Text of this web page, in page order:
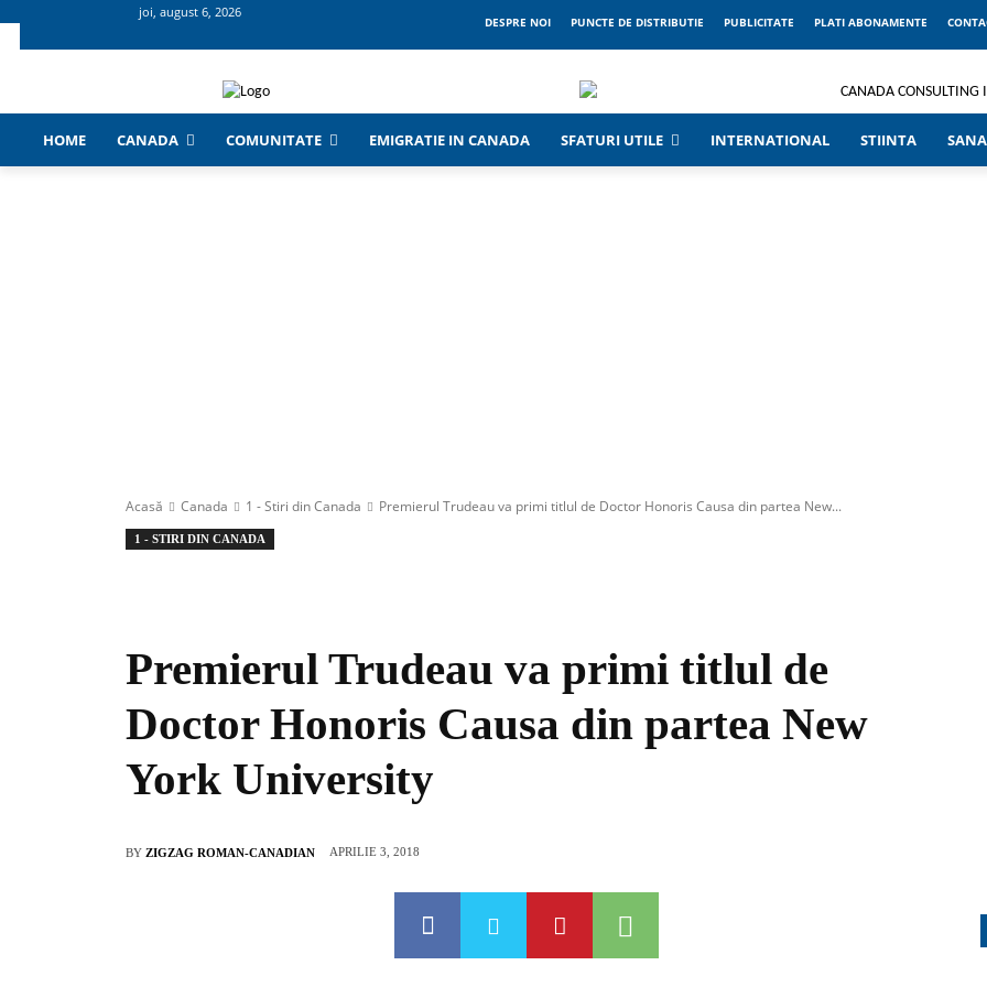
joi, august 6, 2026
DESPRE NOI PUNCTE DE DISTRIBUTIE PUBLICITATE PLATI ABONAMENTE
HOME CANADA COMUNITATE EMIGRATIE IN CANADA SFATURI UTILE INTERNATIONAL STIINTA
Acasă Canada 1 - Stiri din Canada Premierul Trudeau va primi titlul de Doctor Honoris Causa din partea New...
1 - STIRI DIN CANADA
Premierul Trudeau va primi titlul de
Doctor Honoris Causa din partea New
York University
BY ZIGZAG ROMAN-CANADIAN APRILIE 3, 2018